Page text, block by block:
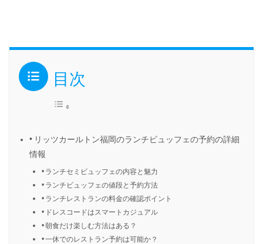
目次
リッツカールトン福岡のランチビュッフェの予約の詳細
情報
ランチセミビュッフェの内容と魅力
ランチビュッフェの値段と予約方法
ランチレストランの料金の確認ポイント
ドレスコードはスマートカジュアル
朝食だけ楽しむ方法はある？
一休でのレストラン予約は可能か？